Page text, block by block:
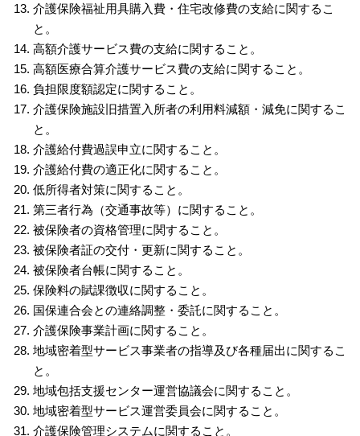
介護保険福祉用具購入費・住宅改修費の支給に関するこ
と。
高額介護サービス費の支給に関すること。
高額医療合算介護サービス費の支給に関すること。
負担限度額認定に関すること。
介護保険施設旧措置入所者の利用料減額・減免に関するこ
と。
介護給付費過誤申立に関すること。
介護給付費の適正化に関すること。
低所得者対策に関すること。
第三者行為（交通事故等）に関すること。
被保険者の資格管理に関すること。
被保険者証の交付・更新に関すること。
被保険者台帳に関すること。
保険料の賦課徴収に関すること。
国保連合会との連絡調整・委託に関すること。
介護保険事業計画に関すること。
地域密着型サービス事業者の指導及び各種届出に関するこ
と。
地域包括支援センター運営協議会に関すること。
地域密着型サービス運営委員会に関すること。
介護保険管理システムに関すること。